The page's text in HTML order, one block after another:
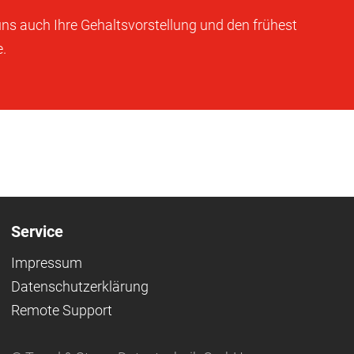
auch Ihre Gehaltsvorstellung und den frühest
Service
Impressum
Datenschutzerklärung
Remote Support